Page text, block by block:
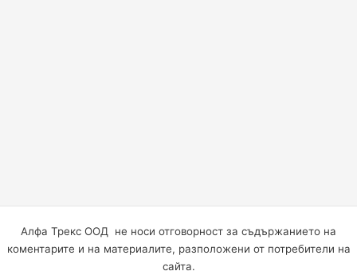
Алфа Трекс ООД не носи отговорност за съдържанието на
коментарите и на материалите, разположени от потребители на
сайта.